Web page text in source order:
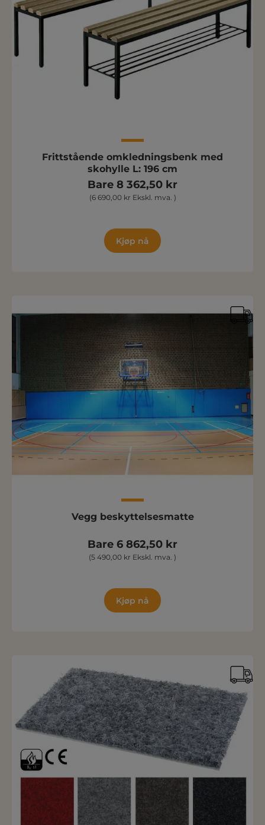
Frittstående omkledningsbenk med
skohylle L: 196 cm
Bare 8 362,50 kr
(6 690,00 kr Ekskl. mva. )
Kjøp nå
Vegg beskyttelsesmatte
Bare 6 862,50 kr
(5 490,00 kr Ekskl. mva. )
Kjøp nå